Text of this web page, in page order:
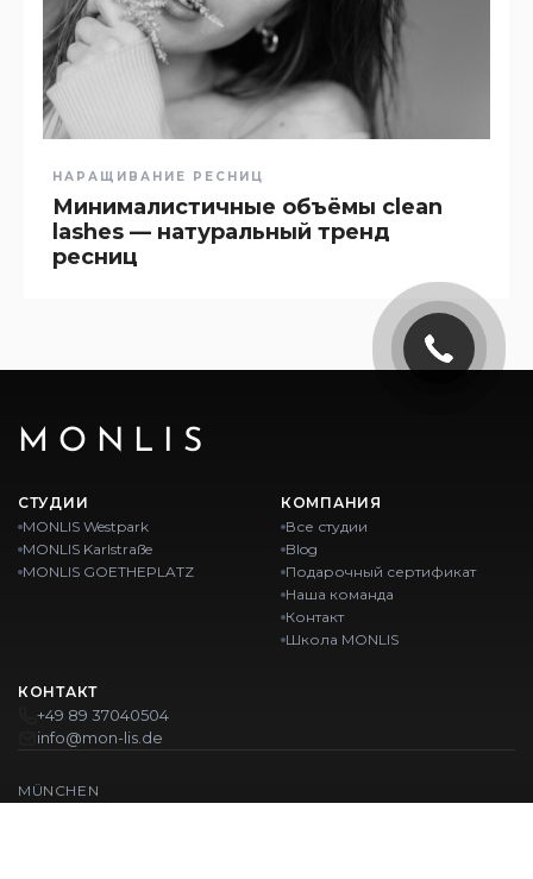
НАРАЩИВАНИЕ РЕСНИЦ
Минималистичные объёмы clean
lashes — натуральный тренд
ресниц
MONLIS
СТУДИИ
MONLIS Westpark
MONLIS Karlstraße
MONLIS GOETHEPLATZ
КОМПАНИЯ
Все студии
Blog
Подарочный сертификат
Наша команда
Контакт
Школа MONLIS
КОНТАКТ
+49 89 37040504
info@mon-lis.de
MÜNCHEN